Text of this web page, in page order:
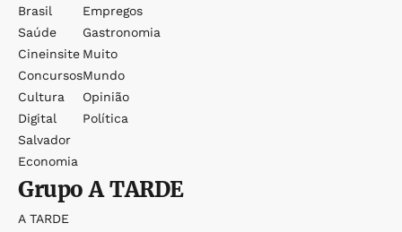
Brasil
Saúde
Cineinsite
Concursos
Cultura
Digital
Salvador
Economia
Empregos
Gastronomia
Muito
Mundo
Opinião
Política
GrupoA TARDE
A TARDE